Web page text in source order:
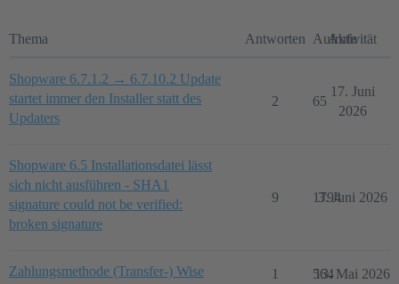
Thema Antworten Aufrufe
Aktivität
Shopware 6.7.1.2 → 6.7.10.2 Update
startet immer den Installer statt des
Updaters
2 65
17. Juni
2026
Shopware 6.5 Installationsdatei lässt
sich nicht ausführen - SHA1
signature could not be verified:
broken signature
9 1794
3. Juni 2026
Zahlungsmethode (Transfer-) Wise 1 564
13. Mai 2026